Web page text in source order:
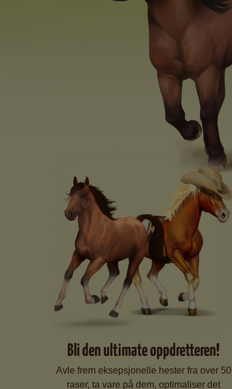
Bli den ultimate oppdretteren!
Avle frem eksepsjonelle hester fra over 50
raser, ta vare på dem, optimaliser det